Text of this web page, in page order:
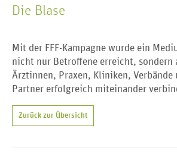
Die Blase
Mit der FFF-Kampagne wurde ein
nicht nur Betroffene erreicht, sondern
Ärztinnen, Praxen, Kliniken,
Partner erfolgreich miteinander
Zurück zur Übersicht